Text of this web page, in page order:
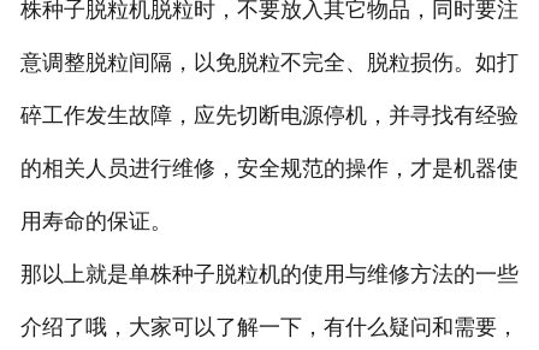
株种子脱粒机脱粒时，不要放入其它物品，同时要注
意调整脱粒间隔，以免脱粒不完全、脱粒损伤。如打
碎工作发生故障，应先切断电源停机，并寻找有经验
的相关人员进行维修，安全规范的操作，才是机器使
用寿命的保证。
那以上就是单株种子脱粒机的使用与维修方法的一些
介绍了哦，大家可以了解一下，有什么疑问和需要，